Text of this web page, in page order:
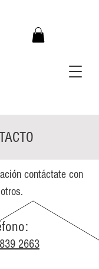
contáctate con
2663